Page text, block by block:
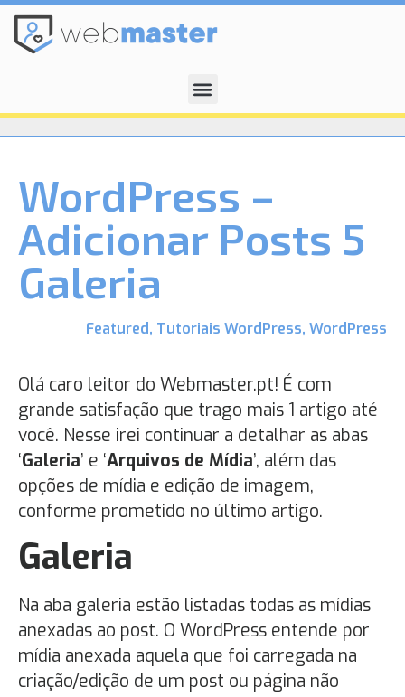
WordPress –
Adicionar Posts 5
Galeria
Featured, Tutoriais WordPress, WordPress
Olá caro leitor do Webmaster.pt! É com
grande satisfação que trago mais 1 artigo até
você. Nesse irei continuar a detalhar as abas
‘Galeria’ e ‘Arquivos de Mídia’, além das
opções de mídia e edição de imagem,
conforme prometido no último artigo.
Galeria
Na aba galeria estão listadas todas as mídias
anexadas ao post. O WordPress entende por
mídia anexada aquela que foi carregada na
criação/edição de um post ou página não